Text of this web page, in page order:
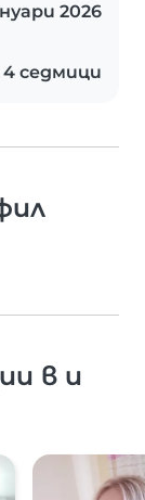
2026
седмици
в и